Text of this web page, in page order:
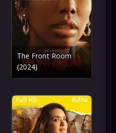
The Front Room
(2024)
5.3
Full HD ซับไทย